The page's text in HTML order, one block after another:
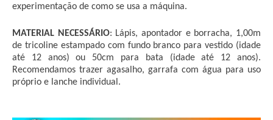
experimentação de como se usa a máquina.
MATERIAL NECESSÁRIO: Lápis, apontador e borracha, 1,00m
de tricoline estampado com fundo branco para vestido (idade
até 12 anos) ou 50cm para bata (idade até 12 anos).
Recomendamos trazer agasalho, garrafa com água para uso
próprio e lanche individual.